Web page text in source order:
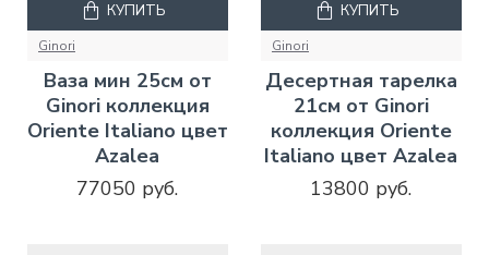
Ginori
Ваза мин 25см от
Ginori коллекция
Oriente Italiano цвет
Azalea
77050 руб.
КУПИТЬ
Ginori
Десертная тарелка
21см от Ginori
коллекция Oriente
Italiano цвет Azalea
13800 руб.
КУПИТЬ